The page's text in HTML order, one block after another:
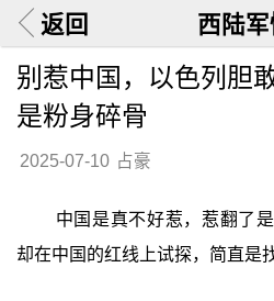
返回 西陆
别惹中国，以色列胆
是粉身碎骨
2025-07-10 占豪
中国是真不好惹，惹翻了
却在中国的红线上试探，简直是